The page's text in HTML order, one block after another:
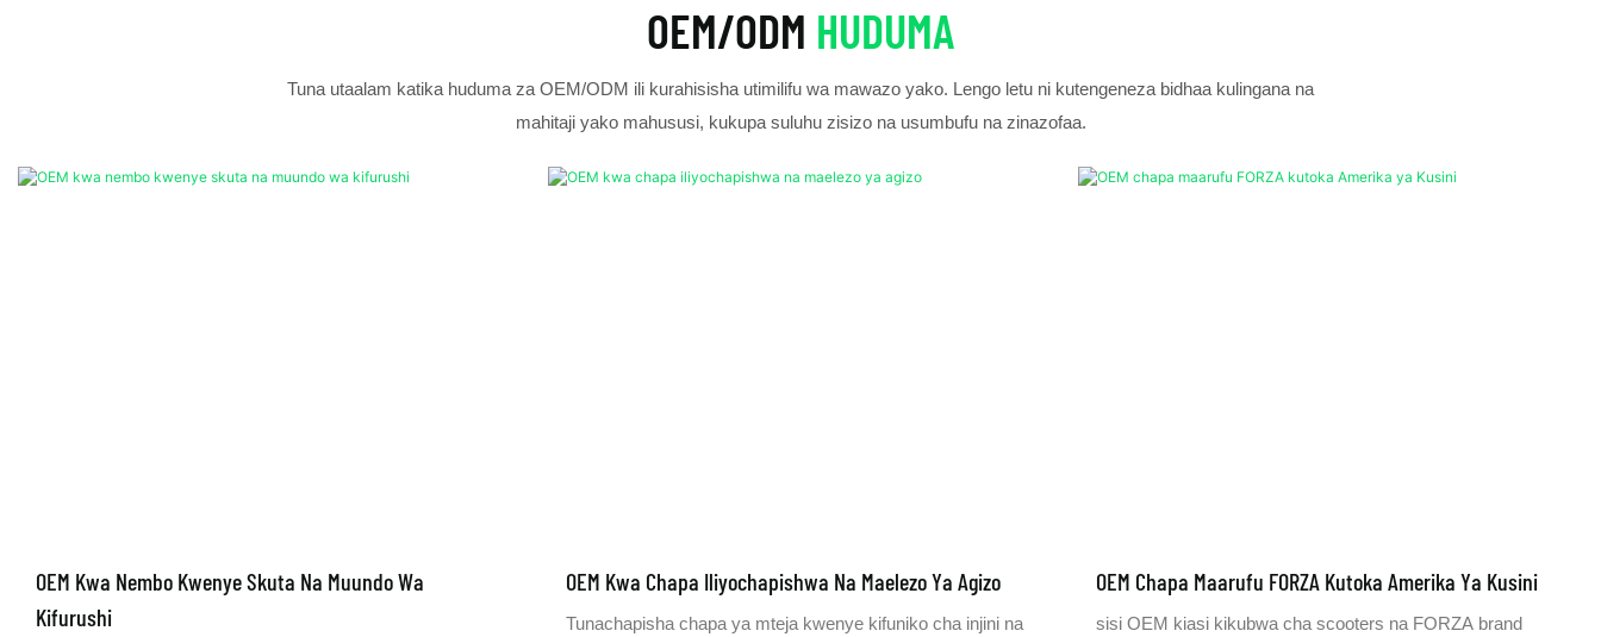
OEM/ODM HUDUMA
Tuna utaalam katika huduma za OEM/ODM ili kurahisisha utimilifu wa mawazo yako. Lengo letu ni kutengeneza bidhaa kulingana na
mahitaji yako mahususi, kukupa suluhu zisizo na usumbufu na zinazofaa.
OEM Kwa Nembo Kwenye Skuta Na Muundo Wa
Kifurushi
OEM Kwa Chapa Iliyochapishwa Na Maelezo Ya Agizo
Tunachapisha chapa ya mteja kwenye kifuniko cha injini na
OEM Chapa Maarufu FORZA Kutoka Amerika Ya Kusini
sisi OEM kiasi kikubwa cha scooters na FORZA brand